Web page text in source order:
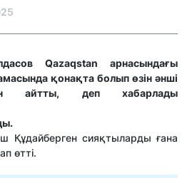
Qazaqstan арнасындағы
қонақта болып өзін әнші
айтты, деп хабарлады
Құдайберген сияқтыларды ғана
өтті.